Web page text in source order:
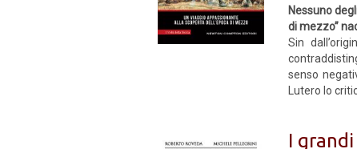
Nessuno
di mezzo”
Sin
senso
Lutero lo
I